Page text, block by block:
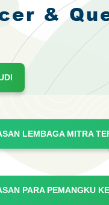
LEMBAGA MITRA
PARA PEMANGKU